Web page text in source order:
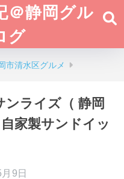
＠静岡グル
グ
市清水区グルメ
ライズ（ 静岡
家製サンドイッ
9日